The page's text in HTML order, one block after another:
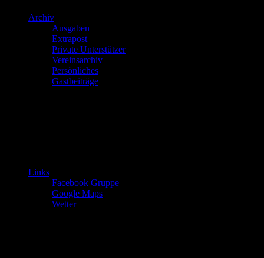
Archiv
Ausgaben
Extrapost
Private Unterstützer
Vereinsarchiv
Persönliches
Gastbeiträge
Links
Facebook Gruppe
Google Maps
Wetter